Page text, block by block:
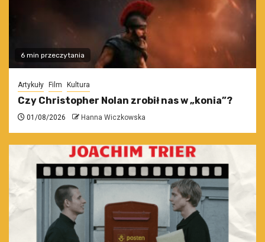
6 min przeczytania
Artykuły Film Kultura
Czy Christopher Nolan zrobił nas w „konia”?
01/08/2026 Hanna Wiczkowska